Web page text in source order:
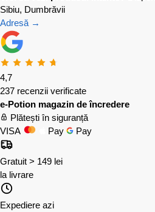
Sibiu, Dumbrăvii
Adresă →
4,7
237 recenzii verificate
e-Potion magazin de încredere
Plătești în siguranță
VISA
Pay Pay
Gratuit > 149 lei
la livrare
Expediere azi